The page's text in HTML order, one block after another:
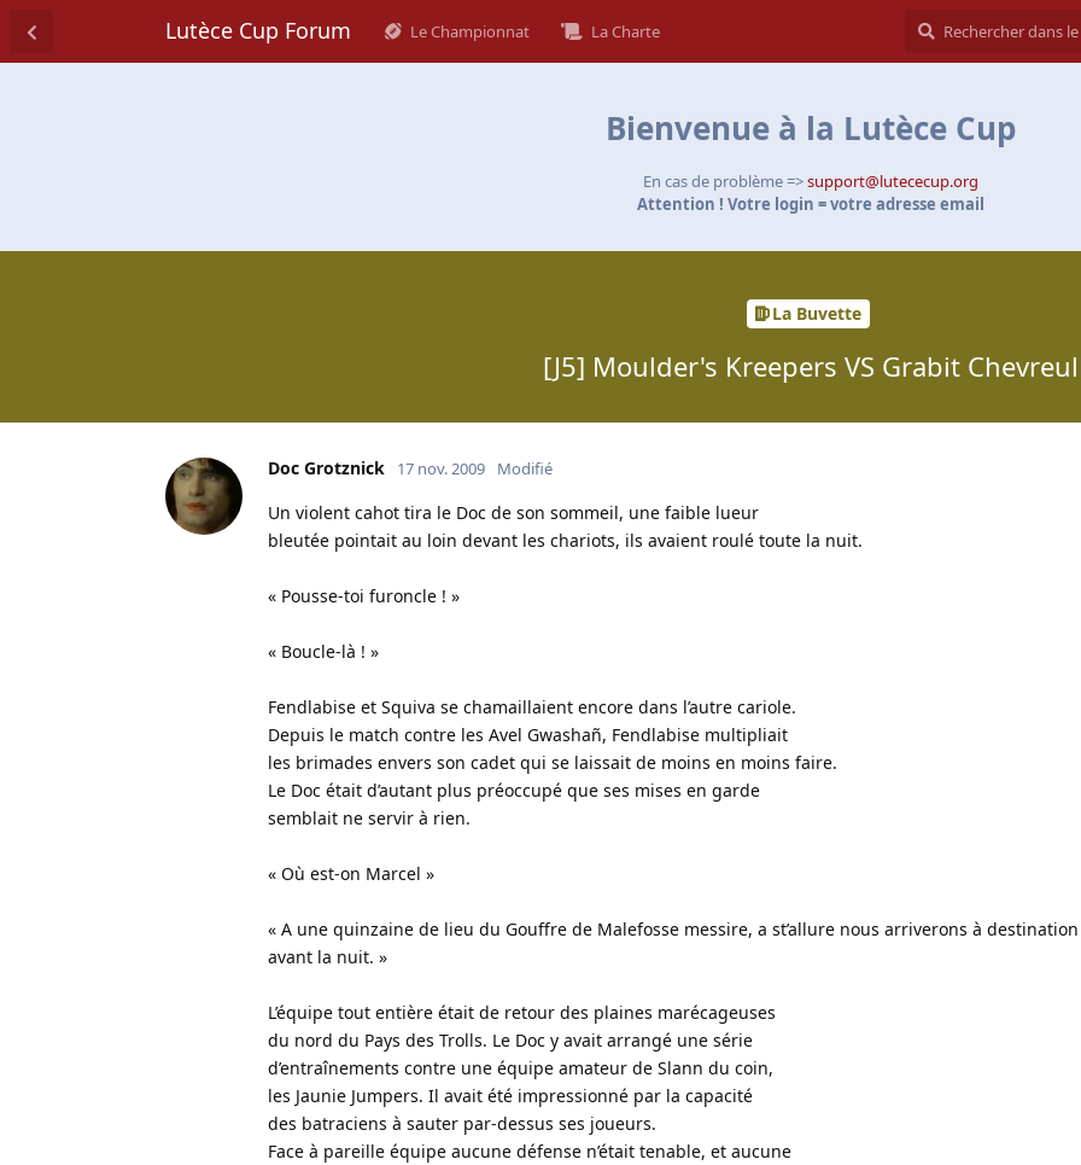
Lutèce Cup Forum Le Championnat La Charte
Bienvenue à la Lutèce Cup
En cas de problème =>support@lutececup.org
Attention ! Votre login = votre adresse email
La Buvette
[J5] Moulder's Kreepers VS Grabit Chevreul
Doc Grotznick 17 nov. 2009 Modifié
Un violent cahot tira le Doc de son sommeil, une faible lueur
bleutée pointait au loin devant les chariots, ils avaient roulé toute la nuit.
« Pousse-toi furoncle ! »
« Boucle-là ! »
Fendlabise et Squiva se chamaillaient encore dans l’autre cariole.
Depuis le match contre les Avel Gwashañ, Fendlabise multipliait
les brimades envers son cadet qui se laissait de moins en moins faire.
Le Doc était d’autant plus préoccupé que ses mises en garde
semblait ne servir à rien.
« Où est-on Marcel »
« A une quinzaine de lieu du Gouffre de Malefosse messire, a st’allure nous arriverons à
avant la nuit. »
L’équipe tout entière était de retour des plaines marécageuses
du nord du Pays des Trolls. Le Doc y avait arrangé une série
d’entraînements contre une équipe amateur de Slann du coin,
les Jaunie Jumpers. Il avait été impressionné par la capacité
des batraciens à sauter par-dessus ses joueurs.
Face à pareille équipe aucune défense n’était tenable, et aucune